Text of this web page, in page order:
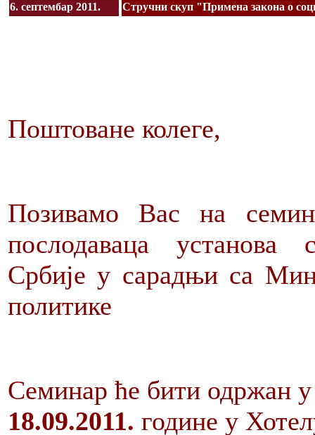
6. септембар 2011.
Стручни скуп "Примена закона о
Поштоване колеге,
Позивамо Вас на
послодаваца установа
Србије у сарадњи са
политике
Семинар ће бити одржан
18.09.2011. године у